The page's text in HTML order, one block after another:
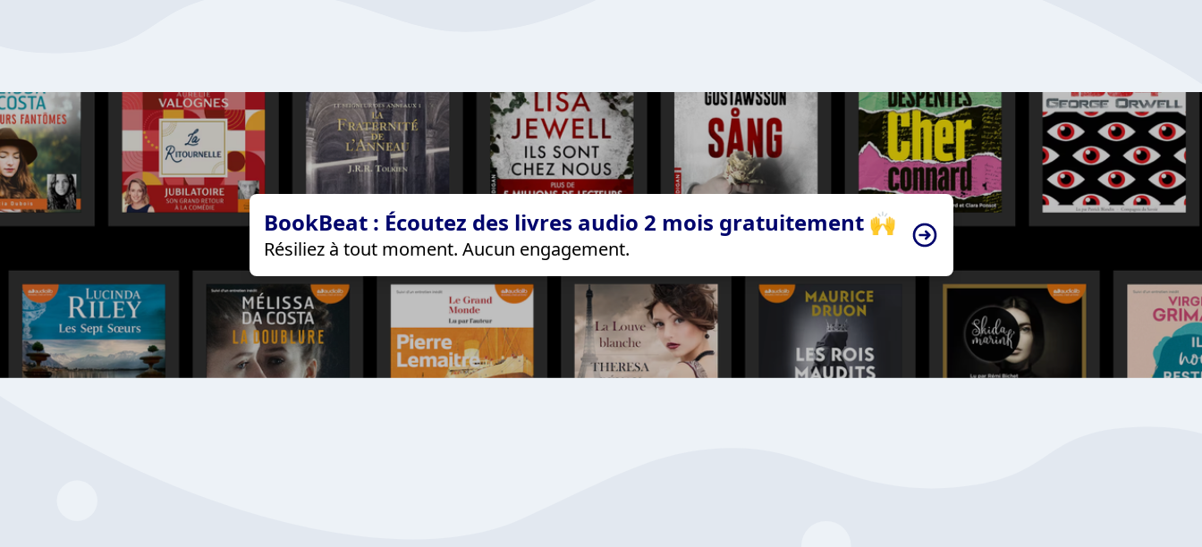
BookBeat : Écoutez des livres audio 2 mois gratuitement 🙌
Résiliez à tout moment. Aucun engagement.